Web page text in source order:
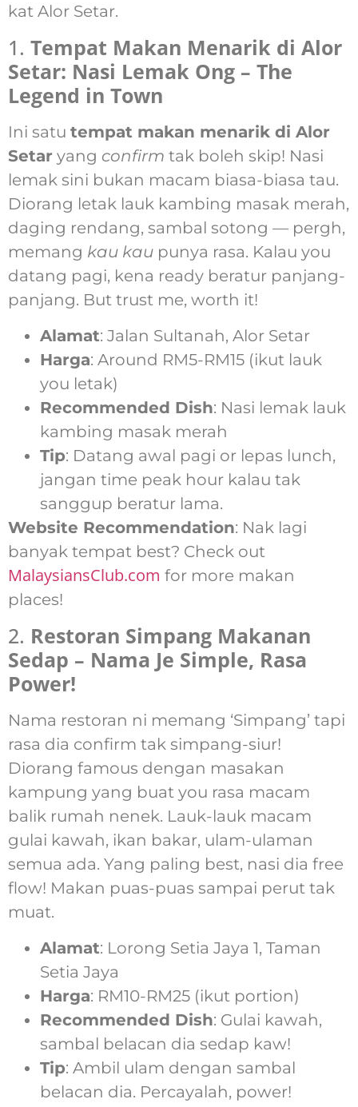
kat Alor Setar.
1. Tempat Makan Menarik di Alor
Setar: Nasi Lemak Ong – The
Legend in Town
Ini satu tempat makan menarik di Alor
Setar yang confirm tak boleh skip! Nasi
lemak sini bukan macam biasa-biasa tau.
Diorang letak lauk kambing masak merah,
daging rendang, sambal sotong — pergh,
memang kau kau punya rasa. Kalau you
datang pagi, kena ready beratur panjang-
panjang. But trust me, worth it!
Alamat: Jalan Sultanah, Alor Setar
Harga: Around RM5-RM15 (ikut lauk
you letak)
Recommended Dish: Nasi lemak lauk
kambing masak merah
Tip: Datang awal pagi or lepas lunch,
jangan time peak hour kalau tak
sanggup beratur lama.
Website Recommendation: Nak lagi
banyak tempat best? Check out
MalaysiansClub.com for more makan
places!
2. Restoran Simpang Makanan
Sedap – Nama Je Simple, Rasa
Power!
Nama restoran ni memang ‘Simpang’ tapi
rasa dia confirm tak simpang-siur!
Diorang famous dengan masakan
kampung yang buat you rasa macam
balik rumah nenek. Lauk-lauk macam
gulai kawah, ikan bakar, ulam-ulaman
semua ada. Yang paling best, nasi dia free
flow! Makan puas-puas sampai perut tak
muat.
Alamat: Lorong Setia Jaya 1, Taman
Setia Jaya
Harga: RM10-RM25 (ikut portion)
Recommended Dish: Gulai kawah,
sambal belacan dia sedap kaw!
Tip: Ambil ulam dengan sambal
belacan dia. Percayalah, power!